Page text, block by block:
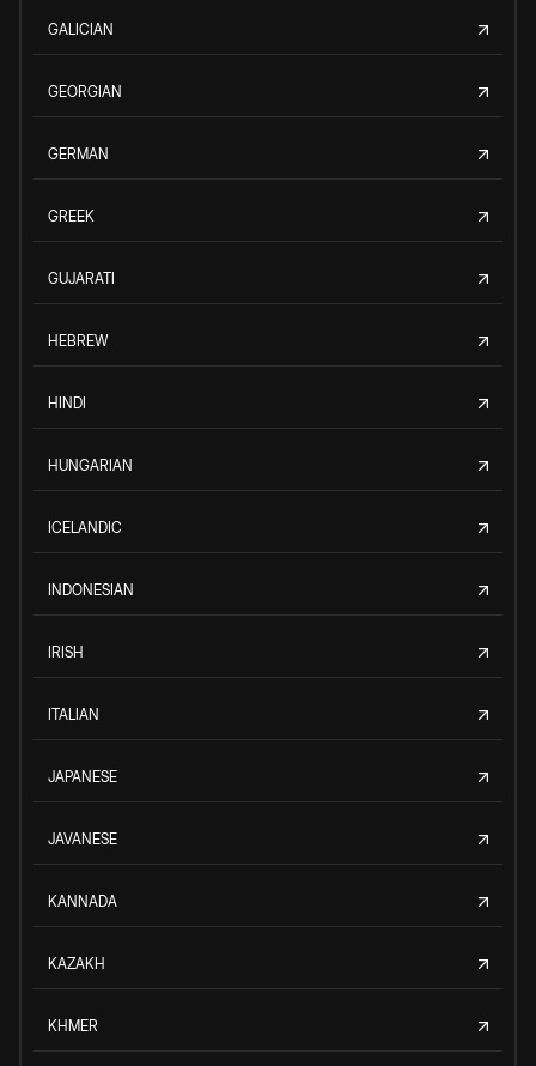
GALICIAN
GEORGIAN
GERMAN
GREEK
GUJARATI
HEBREW
HINDI
HUNGARIAN
ICELANDIC
INDONESIAN
IRISH
ITALIAN
JAPANESE
JAVANESE
KANNADA
KAZAKH
KHMER